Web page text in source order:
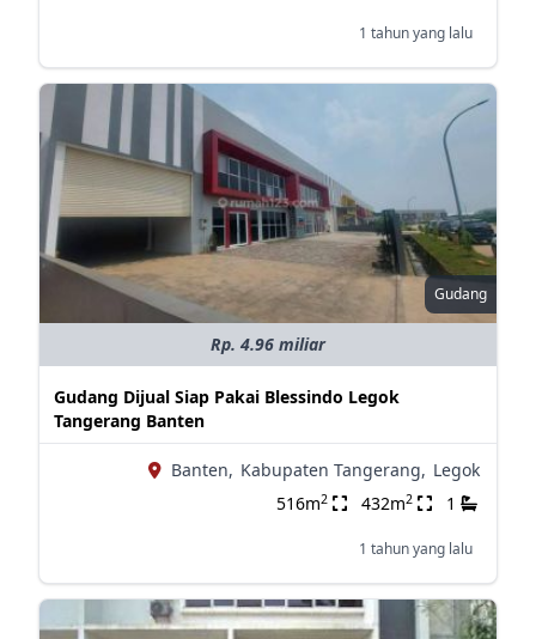
1 tahun yang lalu
Gudang
Rp. 4.96 miliar
Gudang Dijual Siap Pakai Blessindo Legok
Tangerang Banten
Banten, Kabupaten Tangerang, Legok
516m2 432m2 1
1 tahun yang lalu